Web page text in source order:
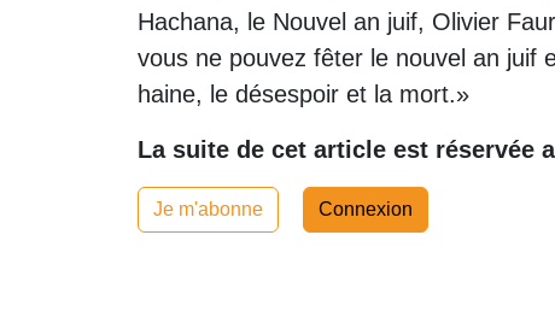
Hachana, le Nouvel an juif, Olivier
vous ne pouvez fêter le nouvel an juif
haine, le désespoir et la mort.»
La suite de cet article est réservée
Je m'abonne Connexion